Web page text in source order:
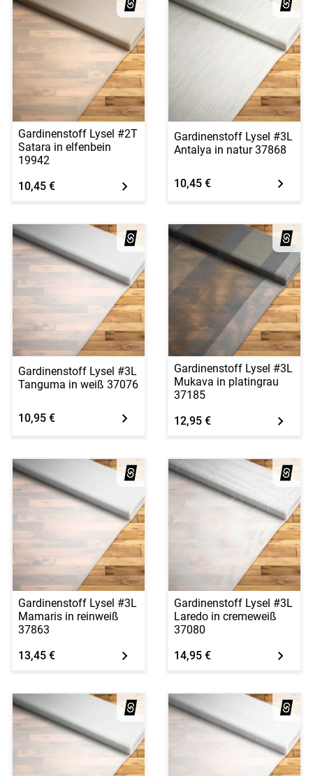
Gardinenstoff Lysel #2T
Satara in elfenbein
19942
10,45 €
Gardinenstoff Lysel #3L
Antalya in natur 37868
10,45 €
Gardinenstoff Lysel #3L
Tanguma in weiß 37076
10,95 €
Gardinenstoff Lysel #3L
Mukava in platingrau
37185
12,95 €
Gardinenstoff Lysel #3L
Mamaris in reinweiß
37863
13,45 €
Gardinenstoff Lysel #3L
Laredo in cremeweiß
37080
14,95 €